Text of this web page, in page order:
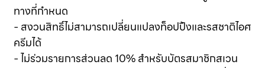
ทางที่กำหนด
- สงวนสิทธิ์ไม่สามารถเปลี่ยนแปลงท็อปปิ้งและรสชาติไอศ
ครีมได้
- ไม่ร่วมรายการส่วนลด 10% สำหรับบัตรสมาชิกสเวน